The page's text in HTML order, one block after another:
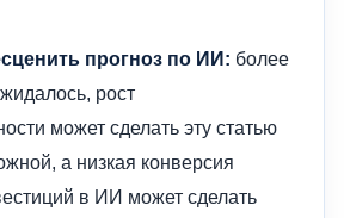
прогноз по ИИ: более
рост
может сделать эту статью
а низкая конверсия
в ИИ может сделать